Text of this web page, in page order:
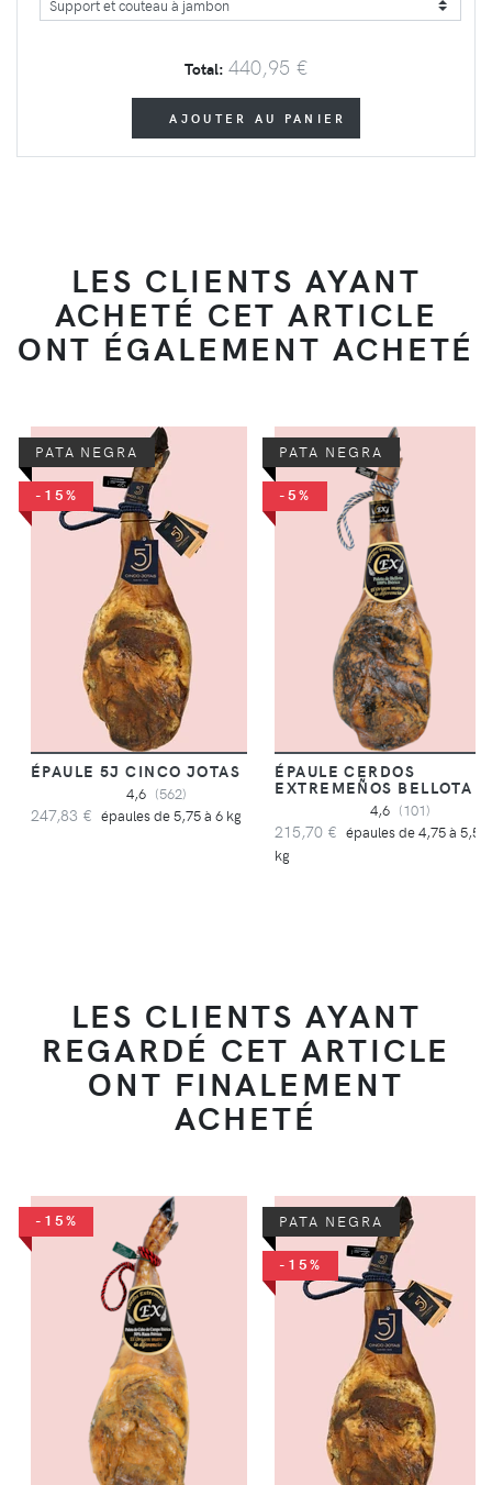
Total: 440,95 €
AJOUTER AU PANIER
LES CLIENTS AYANT
ACHETÉ CET ARTICLE
ONT ÉGALEMENT ACHETÉ
PATA NEGRA
-15%
ÉPAULE 5J CINCO JOTAS
4,6 (562)
247,83 € épaules de 5,75 à 6 kg
PATA NEGRA
-5%
ÉPAULE CERDOS
EXTREMEÑOS BELLOTA
4,6 (101)
215,70 € épaules de 4,75 à 5,5
kg
LES CLIENTS AYANT
REGARDÉ CET ARTICLE
ONT FINALEMENT
ACHETÉ
-15% PATA NEGRA
-15%